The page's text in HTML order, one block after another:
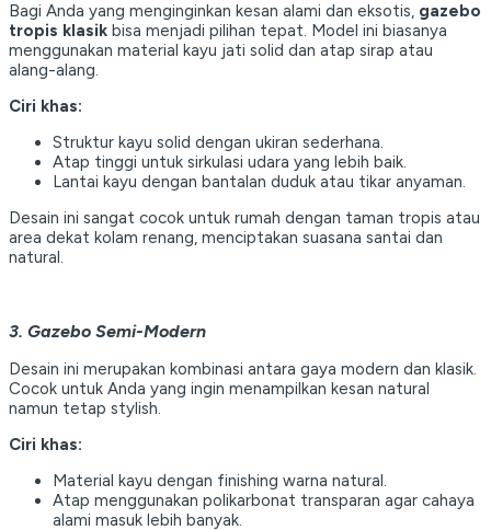
Bagi Anda yang menginginkan kesan alami dan eksotis, gazebo
tropis klasik bisa menjadi pilihan tepat. Model ini biasanya
menggunakan material kayu jati solid dan atap sirap atau
alang-alang.
Ciri khas:
Struktur kayu solid dengan ukiran sederhana.
Atap tinggi untuk sirkulasi udara yang lebih baik.
Lantai kayu dengan bantalan duduk atau tikar anyaman.
Desain ini sangat cocok untuk rumah dengan taman tropis atau
area dekat kolam renang, menciptakan suasana santai dan
natural.
3. Gazebo Semi-Modern
Desain ini merupakan kombinasi antara gaya modern dan klasik.
Cocok untuk Anda yang ingin menampilkan kesan natural
namun tetap stylish.
Ciri khas:
Material kayu dengan finishing warna natural.
Atap menggunakan polikarbonat transparan agar cahaya
alami masuk lebih banyak.